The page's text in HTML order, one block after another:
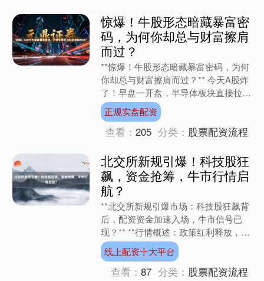
惊爆！牛股形态暗藏暴富密
码，为何你却总与财富擦肩
而过？
**惊爆！牛股形态暗藏暴富密码，为何
你却总与财富擦肩而过？** 今天A股炸
了！早盘一开盘，半导体板块直接拉出
15%的巨阳，科创50指数半小时飙涨
8%，而另一边，....
正规实盘配资
查看：205 分类： 股票配资流程
北交所新规引爆！科技股狂
飙，资金抢筹，牛市行情启
航？
**北交所新规引爆市场：科技股狂飙背
后，配资资金加速入场，牛市信号已
现？** **行情概述：政策红利释放，科
技股领涨两市** 据市场消息，9月24日
北交所发布《....
线上配资十大平台
查看：87 分类： 股票配资流程